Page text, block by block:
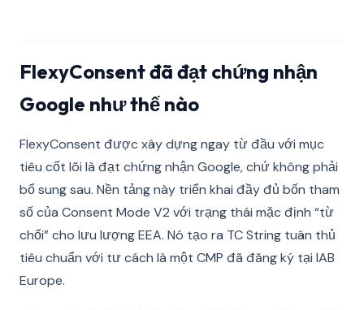
FlexyConsent đã đạt chứng nhận
Google như thế nào
FlexyConsent được xây dựng ngay từ đầu với mục
tiêu cốt lõi là đạt chứng nhận Google, chứ không phải
bổ sung sau. Nền tảng này triển khai đầy đủ bốn tham
số của Consent Mode V2 với trạng thái mặc định “từ
chối” cho lưu lượng EEA. Nó tạo ra TC String tuân thủ
tiêu chuẩn với tư cách là một CMP đã đăng ký tại IAB
Europe.